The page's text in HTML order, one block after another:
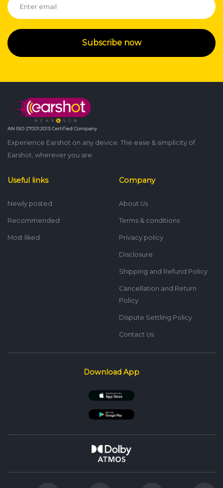
Subscribe now
Experience Earshot on any device. The ease & simplicity of
Earshot, wherever you are.
Useful links
Newly posted
Recommended
Most liked
Company
About Us
Terms & conditions
Privacy policy
Disclosure
Shipping and Refund Policy
Cancellation and Return
Policy
Dispute Settling Policy
Contact Us
Download App